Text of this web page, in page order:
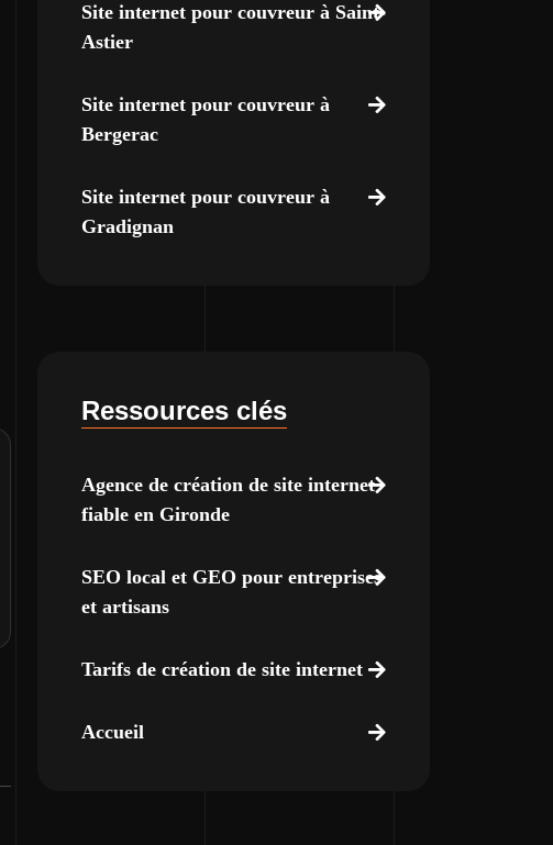
Site internet pour couvreur à Saint-
Astier
Site internet pour couvreur à
Bergerac
Site internet pour couvreur à
Gradignan
Ressources clés
Agence de création de site internet
fiable en Gironde
SEO local et GEO pour entreprises
et artisans
Tarifs de création de site internet
Accueil